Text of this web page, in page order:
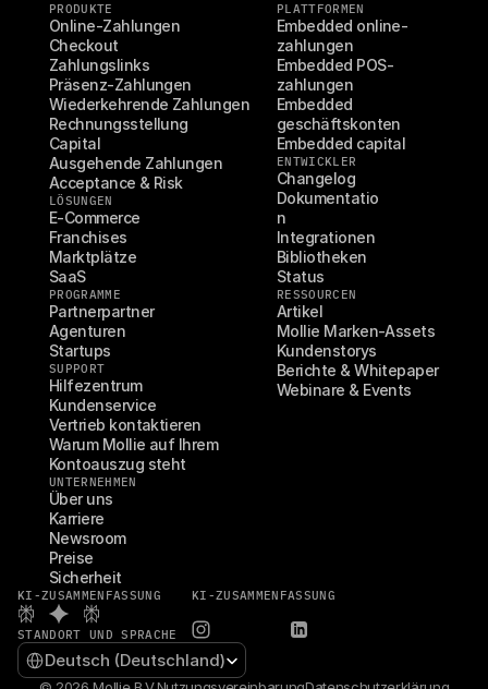
PRODUKTE
Online-Zahlungen
Checkout
Zahlungslinks
Präsenz-Zahlungen
Wiederkehrende Zahlungen
Rechnungsstellung
Capital
Ausgehende Zahlungen
Acceptance & Risk
LÖSUNGEN
E-Commerce
Franchises
Marktplätze
SaaS
PROGRAMME
Partnerpartner
Agenturen
Startups
SUPPORT
Hilfezentrum
Kundenservice
Vertrieb kontaktieren
Warum Mollie auf Ihrem
Kontoauszug steht
UNTERNEHMEN
Über uns
Karriere
Newsroom
Preise
Sicherheit
PLATTFORMEN
Embedded online-
zahlungen
Embedded POS-
zahlungen
Embedded
geschäftskonten
Embedded capital
ENTWICKLER
Changelog
Dokumentatio
n
Integrationen
Bibliotheken
Status
RESSOURCEN
Artikel
Mollie Marken-Assets
Kundenstorys
Berichte & Whitepaper
Webinare & Events
KI-ZUSAMMENFASSUNG KI-ZUSAMMENFASSUNG
STANDORT UND SPRACHE
Select Language
Deutsch (Deutschland)